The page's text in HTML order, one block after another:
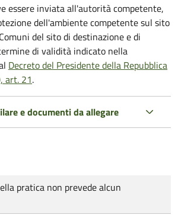
essere inviata all'autorità competente,
dell'ambiente competente sul sito
del sito di destinazione e di
di validità indicato nella
Decreto del Presidente della Repubblica
art. 21.
e documenti da allegare
pratica non prevede alcun